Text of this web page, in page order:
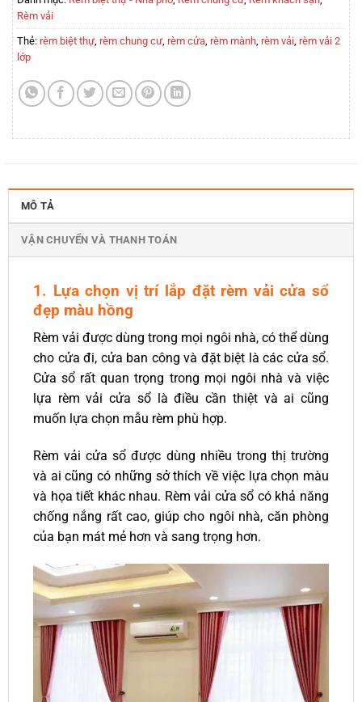
Rèm vải
Thẻ: rèm biệt thự, rèm chung cư, rèm cửa rèm mành rèm vải rèm vải 2
lớp
MÔ TẢ
VẬN CHUYỂN VÀ THANH TOÁN
1. Lựa chọn vị trí lắp đặt rèm vải cửa sổ
đẹp màu hồng
Rèm vải được dùng trong mọi ngôi nhà, có thể dùng
cho cửa đi, cửa ban công và đặt biệt là các cửa sổ.
Cửa sổ rất quan trọng trong mọi ngôi nhà và việc
lựa rèm vải cửa sổ là điều cần thiệt và ai cũng
muốn lựa chọn mẫu rèm phù hợp.
Rèm vải cửa sổ được dùng nhiều trong thị trường
và ai cũng có những sở thích về việc lựa chọn màu
và họa tiết khác nhau. Rèm vải cửa sổ có khả năng
chống nắng rất cao, giúp cho ngôi nhà, căn phòng
của bạn mát mẻ hơn và sang trọng hơn.